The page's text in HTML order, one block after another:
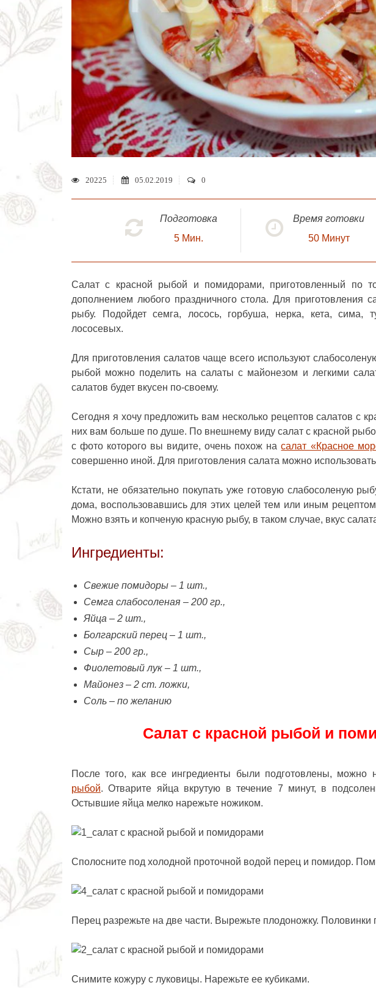
20225 05.02.2019 0
Подготовка
5 Мин.
Время готовки
50 Минут
Салат с красной рыбой и помидорами, приготовленный по
дополнением любого праздничного стола. Для приготовления
рыбу. Подойдет семга, лосось, горбуша, нерка, кета, сима,
лососевых.
Для приготовления салатов чаще всего используют
рыбой можно поделить на салаты с майонезом и легкими
салатов будет вкусен по-своему.
Сегодня я хочу предложить вам несколько рецептов салатов с
них вам больше по душе. По внешнему виду салат с красной
с фото которого вы видите, очень похож насалат «Красное
совершенно иной. Для приготовления салата можно
Кстати, не обязательно покупать уже готовую слабосоленую
дома, воспользовавшись для этих целей тем или иным
Можно взять и копченую красную рыбу, в таком случае, вкус
Ингредиенты:
Свежие помидоры – 1 шт.,
Семга слабосоленая – 200 гр.,
Яйца – 2 шт.,
Болгарский перец – 1 шт.,
Сыр – 200 гр.,
Фиолетовый лук – 1 шт.,
Майонез – 2 ст. ложки,
Соль – по желанию
Салат с красной рыбой и
После того, как все ингредиенты были подготовлены, можно
рыбой. Отварите яйца вкрутую в течение 7 минут, в
Остывшие яйца мелко нарежьте ножиком.
Сполосните под холодной проточной водой перец и помидор.
Перец разрежьте на две части. Вырежьте плодоножку. Половинки
Снимите кожуру с луковицы. Нарежьте ее кубиками.